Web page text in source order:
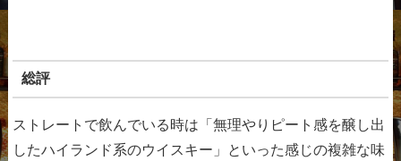
総評
ストレートで飲んでいる時は「無理やりピート感を醸し出
したハイランド系のウイスキー」といった感じの複雑な味